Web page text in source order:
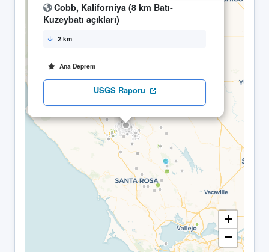
Cobb, Kaliforniya (8 km Batı-
Kuzeybatı açıkları)
2 km
Ana Deprem
USGS Raporu
+
−